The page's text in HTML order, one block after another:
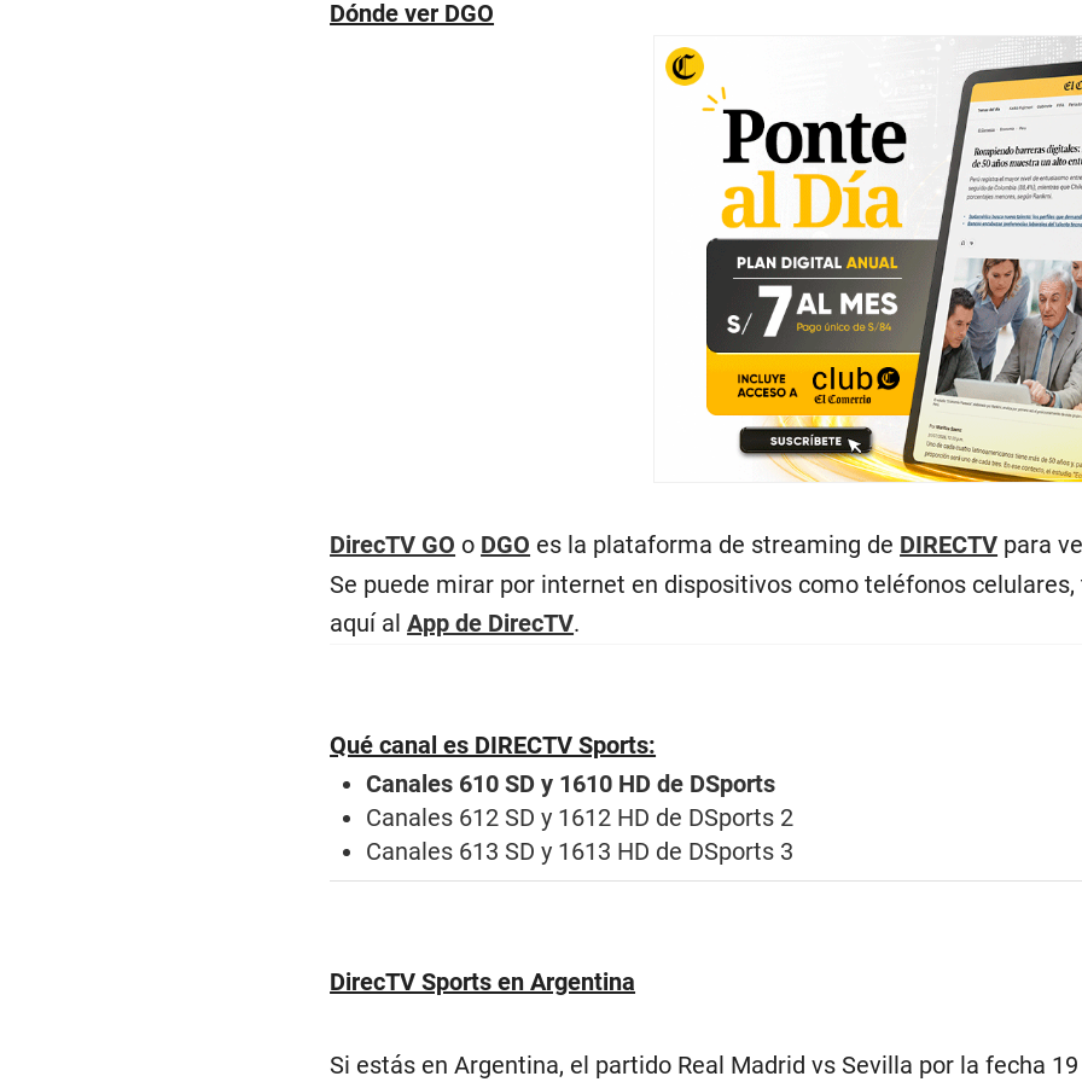
Dónde ver DGO
DirecTV GO o DGO es la plataforma de streaming de DIRECTV para
Se puede mirar por internet en dispositivos como teléfonos
aquí alApp de DirecTV.
Qué canal es DIRECTV Sports:
Canales 610 SD y 1610 HD de DSports
Canales 612 SD y 1612 HD de DSports 2
Canales 613 SD y 1613 HD de DSports 3
DirecTV Sports en Argentina
Si estás en Argentina, el partido Real Madrid vs Sevilla por la fecha